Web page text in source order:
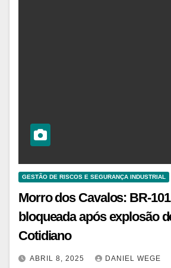
GESTÃO DE RISCOS E SEGURANÇA INDUSTRIAL
Morro dos Cavalos: BR-
bloqueada após explosão
Cotidiano
ABRIL 8, 2025 DANIEL WEGE